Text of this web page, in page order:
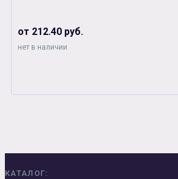
от 212.40 руб.
нет в наличии
КАТАЛОГ: